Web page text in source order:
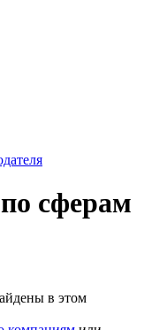
сферам
в этом